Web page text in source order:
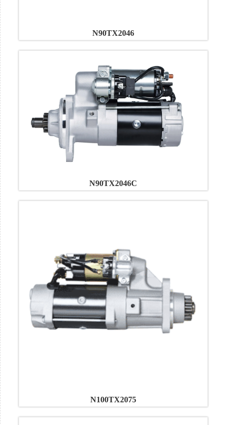
N90TX2046
N90TX2046C
N100TX2075